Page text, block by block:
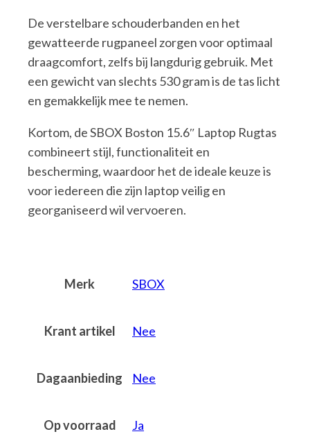
De verstelbare schouderbanden en het
gewatteerde rugpaneel zorgen voor optimaal
draagcomfort, zelfs bij langdurig gebruik. Met
een gewicht van slechts 530 gram is de tas licht
en gemakkelijk mee te nemen.
Kortom, de SBOX Boston 15.6″ Laptop Rugtas
combineert stijl, functionaliteit en
bescherming, waardoor het de ideale keuze is
voor iedereen die zijn laptop veilig en
georganiseerd wil vervoeren.
Merk SBOX
Krant artikel Nee
Dagaanbieding Nee
Op voorraad Ja